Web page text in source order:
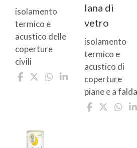
isolamento
termico e
acustico delle
coperture
civili
lana di
vetro
isolamento
termico e
acustico di
coperture
piane e a falda